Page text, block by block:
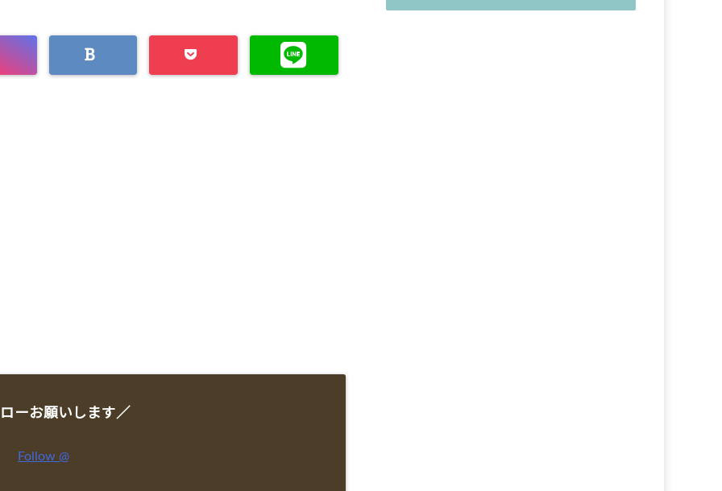
ーお願いします／
Follow @